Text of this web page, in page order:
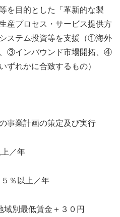
目的とした「革新的な製
産プロセス・サービス提供方
ステム投資等を支援（①海外
③インバウンド市場開拓、④
ずれかに合致するもの）
業計画の策定及び実行
／年
％以上／年
別最低賃金＋３０円